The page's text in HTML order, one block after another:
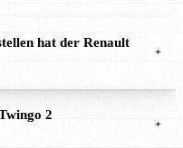
hat der Renault
+
2
+